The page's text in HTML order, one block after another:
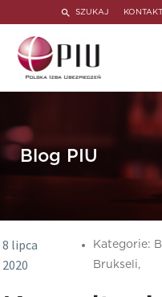
SZUKAJ KONTAKT
Blog PIU
8 lipca
2020
Kategorie:
Brukseli,